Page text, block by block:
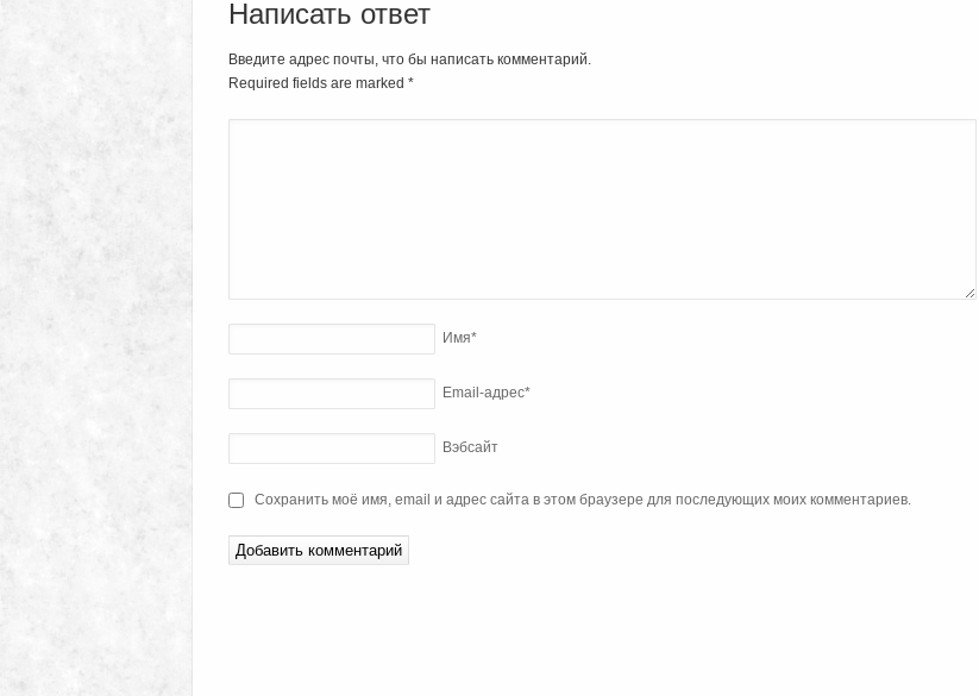
Написать ответ
Введите адрес почты, что бы написать комментарий.
Required fields are marked *
Имя*
Email-адрес*
Вэбсайт
Сохранить моё имя, email и адрес сайта в этом браузере для последующих моих комментариев.